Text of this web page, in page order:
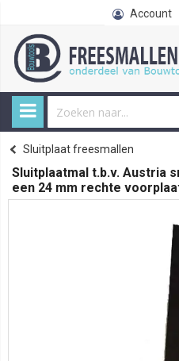
Account
Home
Freesmallen
Sluitplaat freesmallen
Sluitplaatmal t.b.v. Austria
een 24 mm rechte